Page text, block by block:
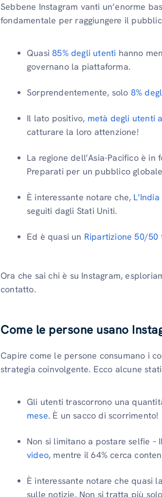
Sebbene Instagram vanti un’enorme
fondamentale per raggiungere il
Quasi85% degli utenti hanno
governano la piattaforma.
Sorprendentemente, solo 8%
Il lato positivo, metà degli utenti
catturare la loro attenzione!
La regione dell’Asia-Pacifico è in
Preparati per un pubblico
È interessante notare che,
seguiti dagli Stati Uniti.
Ed è quasi un Ripartizione 50/50
Ora che sai chi è su Instagram,
contatto.
Come le persone usano
Capire come le persone consumano i
strategia coinvolgente. Ecco alcune
Gli utenti trascorrono una
mese. È un sacco di scorrimento!
Non si limitano a postare selfie –
video, mentre il 64% cerca
È interessante notare che quasi
sulle notizie. Non si tratta più